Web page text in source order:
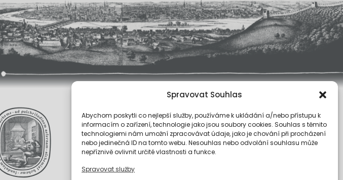
Spravovat Souhlas
Abychom poskytli co nejlepší služby, používáme k ukládání a/nebo přístupu k
informacím o zařízení, technologie jako jsou soubory cookies. Souhlas s těmito
technologiemi nám umožní zpracovávat údaje, jako je chování při procházení
nebo jedinečná ID na tomto webu. Nesouhlas nebo odvolání souhlasu může
nepříznivě ovlivnit určité vlastnosti a funkce.
Spravovat služby
Registrace
Kontakty
Reference